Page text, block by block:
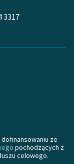
3317
ze
pochodzących z
celowego.